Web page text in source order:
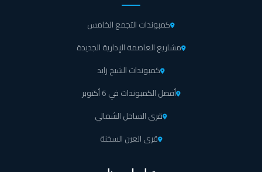
كمبوندات التجمع الخامس
مشاريع العاصمة الإدارية الجديدة
كمبوندات الشيخ زايد
أفضل الكمبوندات في 6 أكتوبر
قرى الساحل الشمالي
قرى العين السخنة